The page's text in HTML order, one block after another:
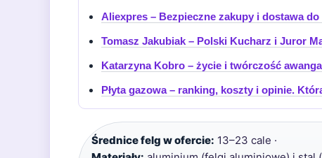
Aliexpres – Bezpieczne zakupy i dostawa do
Tomasz Jakubiak – Polski Kucharz i Juror
Katarzyna Kobro – życie i twórczość
Płyta gazowa – ranking, koszty i opinie.
Średnice felg w ofercie: 13–23 cale ·